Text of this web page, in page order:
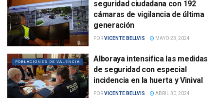
seguridad ciudadana con 192
cámaras de vigilancia de última
generación
PORVICENTE BELLVIS MAYO 23, 2024
POBLACIONES DE VALENCIA
Alboraya intensifica las medidas
de seguridad con especial
incidencia en la huerta y Vinival
PORVICENTE BELLVIS ABRIL 30, 2024